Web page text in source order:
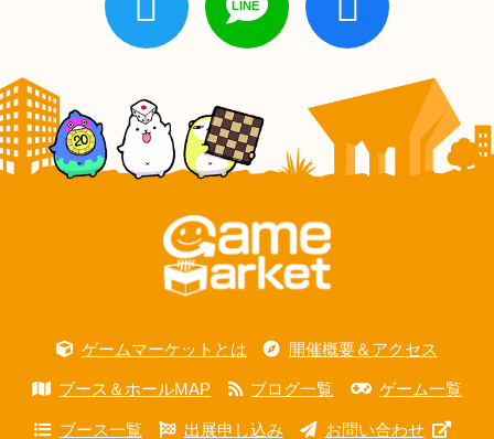
ゲームマーケットとは 開催概要＆アクセス
ブース＆ホールMAP ブログ一覧 ゲーム一覧
ブース一覧 出展申し込み お問い合わせ